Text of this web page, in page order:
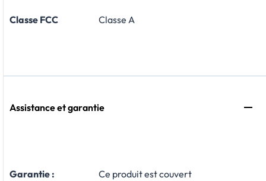
Classe FCC Classe A
Assistance et garantie
Garantie :
​Ce produit est couvert